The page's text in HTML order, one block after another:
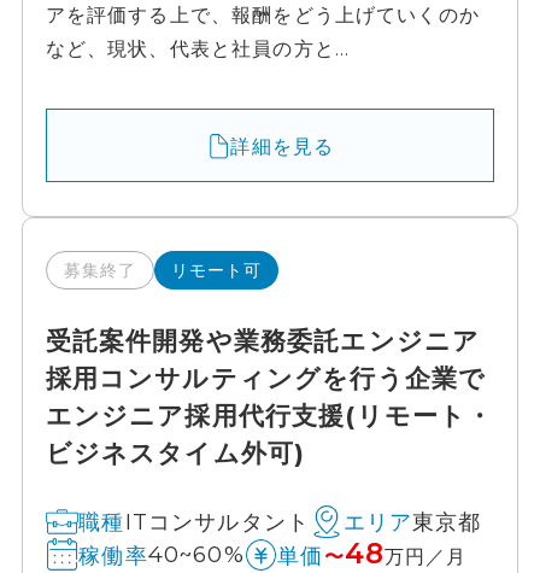
アを評価する上で、報酬をどう上げていくのか
など、現状、代表と社員の方と...
詳細を見る
募集終了 リモート可
受託案件開発や業務委託エンジニア
採用コンサルティングを行う企業で
エンジニア採用代行支援(リモート・
ビジネスタイム外可)
職種ITコンサルタント エリア東京都
稼働率40~60% 単価 〜48万円／月